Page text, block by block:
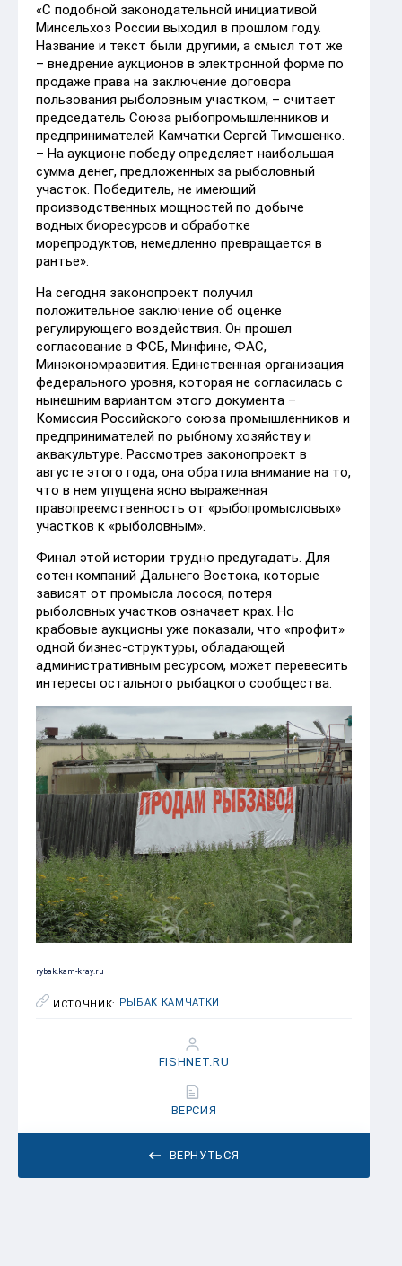
«С подобной законодательной инициативой
Минсельхоз России выходил в прошлом году.
Название и текст были другими, а смысл тот же
– внедрение аукционов в электронной форме по
продаже права на заключение договора
пользования рыболовным участком, – считает
председатель Союза рыбопромышленников и
предпринимателей Камчатки Сергей Тимошенко.
– На аукционе победу определяет наибольшая
сумма денег, предложенных за рыболовный
участок. Победитель, не имеющий
производственных мощностей по добыче
водных биоресурсов и обработке
морепродуктов, немедленно превращается в
рантье».
На сегодня законопроект получил
положительное заключение об оценке
регулирующего воздействия. Он прошел
согласование в ФСБ, Минфине, ФАС,
Минэкономразвития. Единственная организация
федерального уровня, которая не согласилась с
нынешним вариантом этого документа –
Комиссия Российского союза промышленников и
предпринимателей по рыбному хозяйству и
аквакультуре. Рассмотрев законопроект в
августе этого года, она обратила внимание на то,
что в нем упущена ясно выраженная
правопреемственность от «рыбопромысловых»
участков к «рыболовным».
Финал этой истории трудно предугадать. Для
сотен компаний Дальнего Востока, которые
зависят от промысла лосося, потеря
рыболовных участков означает крах. Но
крабовые аукционы уже показали, что «профит»
одной бизнес-структуры, обладающей
административным ресурсом, может перевесить
интересы остального рыбацкого сообщества.
rybak.kam-kray.ru
ИСТОЧНИК: РЫБАК КАМЧАТКИ
ВЕРНУТЬСЯ
FISHNET.RU
ВЕРСИЯ